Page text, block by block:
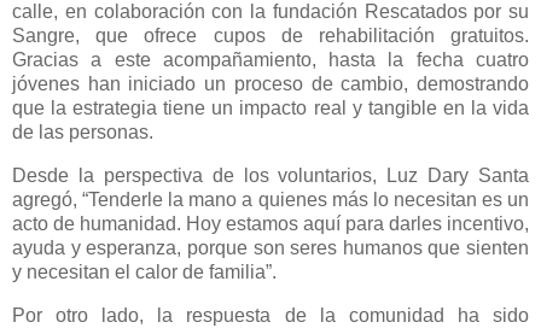
calle, en colaboración con la fundación Rescatados por su
Sangre, que ofrece cupos de rehabilitación gratuitos.
Gracias a este acompañamiento, hasta la fecha cuatro
jóvenes han iniciado un proceso de cambio, demostrando
que la estrategia tiene un impacto real y tangible en la vida
de las personas.
Desde la perspectiva de los voluntarios, Luz Dary Santa
agregó, “Tenderle la mano a quienes más lo necesitan es un
acto de humanidad. Hoy estamos aquí para darles incentivo,
ayuda y esperanza, porque son seres humanos que sienten
y necesitan el calor de familia”.
Por otro lado, la respuesta de la comunidad ha sido